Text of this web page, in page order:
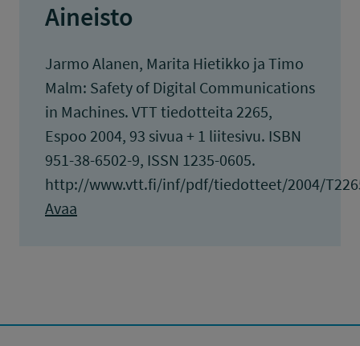
Aineisto
Jarmo Alanen, Marita Hietikko ja Timo
Malm: Safety of Digital Communications
in Machines. VTT tiedotteita 2265,
Espoo 2004, 93 sivua + 1 liitesivu. ISBN
951-38-6502-9, ISSN 1235-0605.
http://www.vtt.fi/inf/pdf/tiedotteet/2004/
Avaa